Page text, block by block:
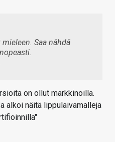
Saa nähdä
on ollut markkinoilla.
alkoi näitä lippulaivamalleja